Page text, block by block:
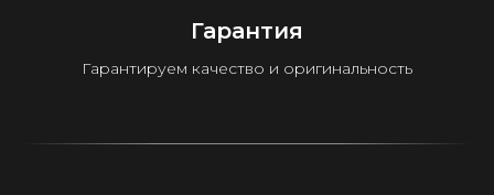
Гарантия
Гарантируем качество и оригинальность